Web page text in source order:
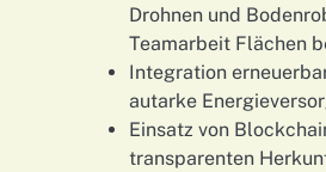
Drohnen und
Teamarbeit Flächen
Integration
autarke
Einsatz von
transparenten